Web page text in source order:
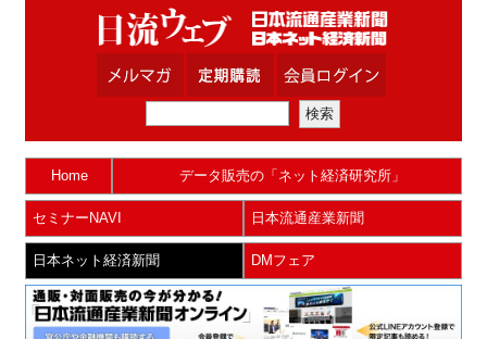
Home データ販売の「ネット経済研究所」
セミナーNAVI 日本流通産業新聞
日本ネット経済新聞 DMフェア